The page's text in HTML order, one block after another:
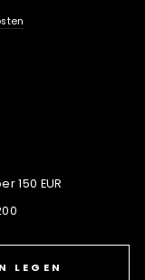
150 EUR
LEGEN